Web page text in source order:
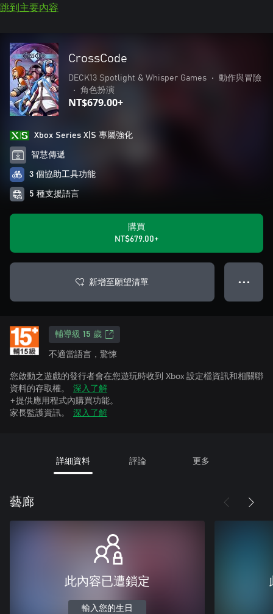
跳到主要內容
CrossCode
DECK13 Spotlight & Whisper Games •
動作與冒險
•
角色扮演
NT$679.00+
Xbox Series X|S 專屬強化
智慧傳遞
3 個協助工具功能
5 種支援語言
購買
NT$679.00+
新增至願望清單 ● ● ●
輔導級 15 歲
不適當語言，驚悚
您啟動之遊戲的發行者會在您遊玩時收到 Xbox 設定檔資訊和相關聯
資料的存取權。
深入了解
+提供應用程式內購買功能。
家長監護資訊。
深入了解
詳細資料 評論 更多
藝廊
此內容已遭鎖定
輸入您的生日